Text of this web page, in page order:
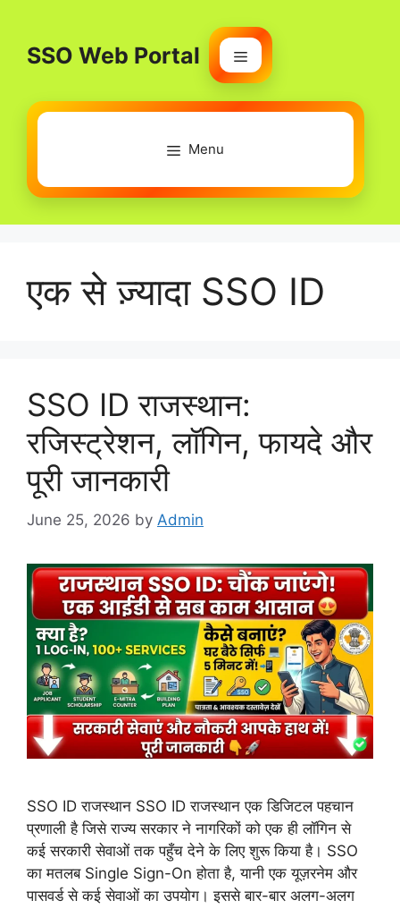
contentSSO Web Portal
Menu
Menu
एक से ज़्यादा SSO ID
SSO ID राजस्थान:
रजिस्ट्रेशन, लॉगिन, फायदे और
पूरी जानकारी
June 25, 2026 by Admin
SSO ID राजस्थान SSO ID राजस्थान एक डिजिटल पहचान
प्रणाली है जिसे राज्य सरकार ने नागरिकों को एक ही लॉगिन से
कई सरकारी सेवाओं तक पहुँच देने के लिए शुरू किया है। SSO
का मतलब Single Sign-On होता है, यानी एक यूज़रनेम और
पासवर्ड से कई सेवाओं का उपयोग। इससे बार-बार अलग-अलग